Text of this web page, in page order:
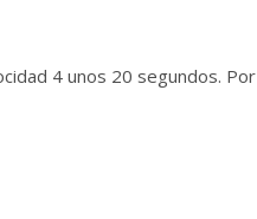
4 unos 20 segundos. Por